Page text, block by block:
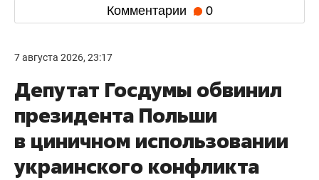
Комментарии 0
7 августа 2026, 23:17
Депутат Госдумы обвинил
президента Польши
в циничном использовании
украинского конфликта